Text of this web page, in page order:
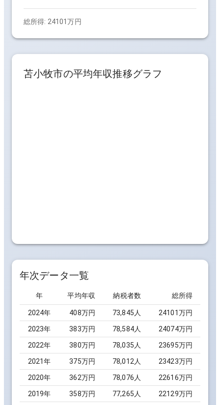
総所得: 24101万円
苫小牧市の平均年収推移グラフ
年次データ一覧
年 平均年収 納税者数 総所得
2024年 408万円 73,845 人 24101万円
2023年 383万円 78,584人 24074万円
2022年 380万円 78,035 人 23695万円
2021年 375万円 78,012 人 23423万円
2020年 362万円 78,076 人 22616万円
2019年 358万円 77,265 人 22129万円